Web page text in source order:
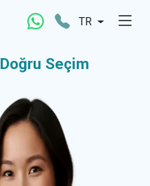
TR
Doğru Seçim